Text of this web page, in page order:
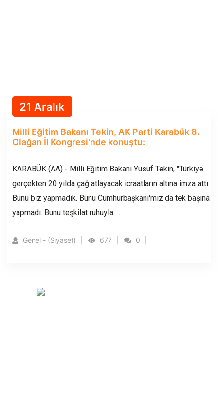
21 Aralık
Milli Eğitim Bakanı Tekin, AK Parti Karabük 8.
Olağan İl Kongresi'nde konuştu:
KARABÜK (AA) - Milli Eğitim Bakanı Yusuf Tekin, "Türkiye
gerçekten 20 yılda çağ atlayacak icraatların altına imza attı.
Bunu biz yapmadık. Bunu Cumhurbaşkanı'mız da tek başına
yapmadı. Bunu teşkilat ruhuyla …
Genel - (Siyaset) 677 0